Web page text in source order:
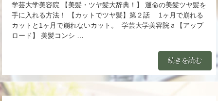
学芸大学美容院 【美髪・ツヤ髪大辞典！】 運命の美髪ツヤ髪を
手に入れる方法！ 【カットでツヤ髪】第２話 1ヶ月で崩れる
カットと1ヶ月で崩れないカット。 学芸大学美容院ａ【アップ
ロード】 美髪コンシ …
続きを読む